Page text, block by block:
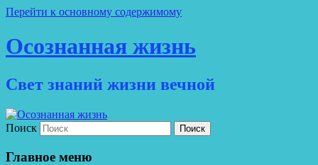
Перейти к основному содержимому
Осознанная жизнь
Свет знаний жизни вечной
Поиск
Главное меню